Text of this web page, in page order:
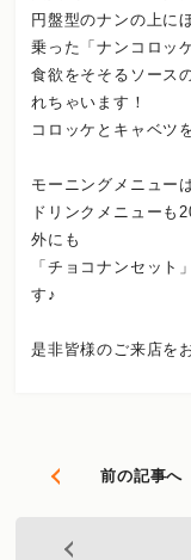
円盤型のナンの上に
乗った「ナンコロッ
食欲をそそるソース
れちゃいます！
コロッケとキャベツ
モーニングメニュー
ドリンクメニューも
外にも
「チョコナンセット
す♪
是非皆様のご来店を
前の記事へ